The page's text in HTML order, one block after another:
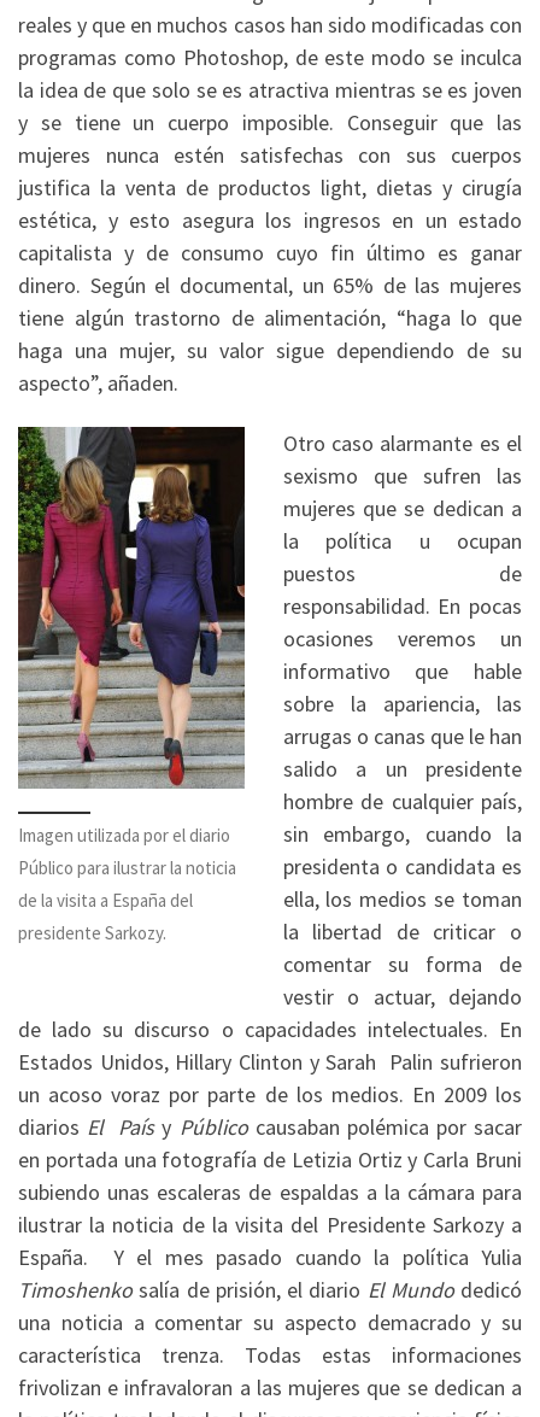
reales y que en muchos casos han sido modificadas con
programas como Photoshop, de este modo se inculca
la idea de que solo se es atractiva mientras se es joven
y se tiene un cuerpo imposible. Conseguir que las
mujeres nunca estén satisfechas con sus cuerpos
justifica la venta de productos light, dietas y cirugía
estética, y esto asegura los ingresos en un estado
capitalista y de consumo cuyo fin último es ganar
dinero. Según el documental, un 65% de las mujeres
tiene algún trastorno de alimentación, “haga lo que
haga una mujer, su valor sigue dependiendo de su
aspecto”, añaden.
Imagen utilizada por el diario
Público para ilustrar la noticia
de la visita a España del
presidente Sarkozy.
Otro caso alarmante es el
sexismo que sufren las
mujeres que se dedican a
la política u ocupan
puestos de
responsabilidad. En pocas
ocasiones veremos un
informativo que hable
sobre la apariencia, las
arrugas o canas que le han
salido a un presidente
hombre de cualquier país,
sin embargo, cuando la
presidenta o candidata es
ella, los medios se toman
la libertad de criticar o
comentar su forma de
vestir o actuar, dejando
de lado su discurso o capacidades intelectuales. En
Estados Unidos, Hillary Clinton y Sarah Palin sufrieron
un acoso voraz por parte de los medios. En 2009 los
diarios El Paísy Públicocausaban polémica por sacar
en portada una fotografía de Letizia Ortiz y Carla Bruni
subiendo unas escaleras de espaldas a la cámara para
ilustrar la noticia de la visita del Presidente Sarkozy a
España. Y el mes pasado cuando la política Yulia
Timoshenkosalía de prisión, el diario El Mundodedicó
una noticia a comentar su aspecto demacrado y su
característica trenza. Todas estas informaciones
frivolizan e infravaloran a las mujeres que se dedican a